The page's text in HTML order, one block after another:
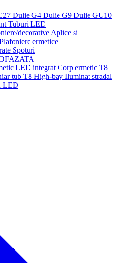
Dulie G4 Dulie G9 Dulie GU10
Tuburi LED
decorative Aplice si
Plafoniere ermetice
Spoturi
LED integrat Corp ermetic T8
tub T8 High-bay Iluminat stradal
LED